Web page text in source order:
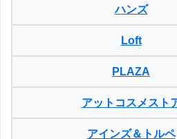
ハンズ
Loft
PLAZA
アットコスメスト
アインズ＆トルペ